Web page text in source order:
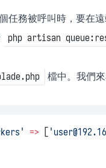
任務被呼叫時，要在
php artisan
檔中。我們
=> [ '